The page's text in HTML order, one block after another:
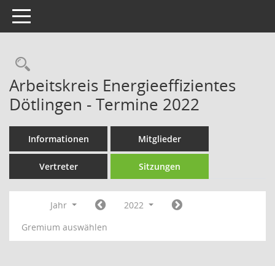
Toggle navigation
Rechercheauswahl
Arbeitskreis Energieeffizientes
Dötlingen - Termine 2022
Informationen Mitglieder
Vertreter Sitzungen
Jahr
2022
Gremium auswählen